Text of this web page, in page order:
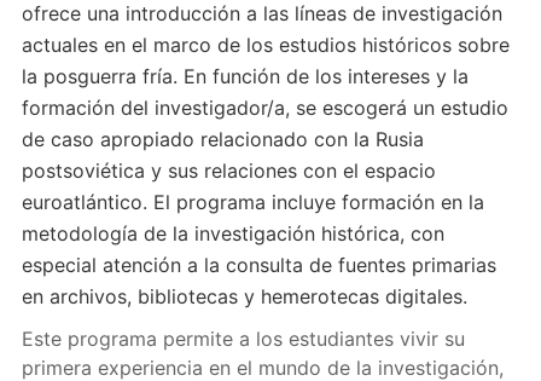
ofrece una introducción a las líneas de investigación
actuales en el marco de los estudios históricos sobre
la posguerra fría. En función de los intereses y la
formación del investigador/a, se escogerá un estudio
de caso apropiado relacionado con la Rusia
postsoviética y sus relaciones con el espacio
euroatlántico. El programa incluye formación en la
metodología de la investigación histórica, con
especial atención a la consulta de fuentes primarias
en archivos, bibliotecas y hemerotecas digitales.
Este programa permite a los estudiantes vivir su
primera experiencia en el mundo de la investigación,